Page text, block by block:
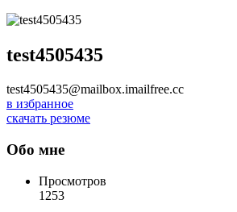
test4505435
test4505435@mailbox.imailfree.cc
в избранное
скачать резюме
Обо мне
Просмотров
1253